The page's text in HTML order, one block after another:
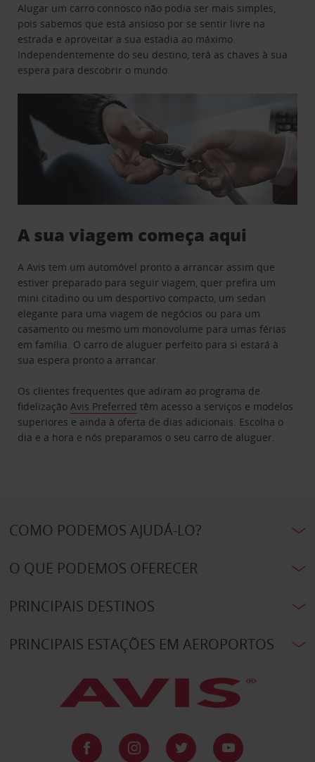
Alugar um carro connosco não podia ser mais simples,
pois sabemos que está ansioso por se sentir livre na
estrada e aproveitar a sua estadia ao máximo.
Independentemente do seu destino, terá as chaves à sua
espera para descobrir o mundo.
A sua viagem começa aqui
A Avis tem um automóvel pronto a arrancar assim que
estiver preparado para seguir viagem, quer prefira um
mini citadino ou um desportivo compacto, um sedan
elegante para uma viagem de negócios ou para um
casamento ou mesmo um monovolume para umas férias
em família. O carro de aluguer perfeito para si estará à
sua espera pronto a arrancar.
Os clientes frequentes que adiram ao programa de
fidelizaçãoAvis Preferred têm acesso a serviços e modelos
superiores e ainda à oferta de dias adicionais. Escolha o
dia e a hora e nós preparamos o seu carro de aluguer.
COMO PODEMOS AJUDÁ-LO?
O QUE PODEMOS OFERECER
PRINCIPAIS DESTINOS
PRINCIPAIS ESTAÇÕES EM AEROPORTOS